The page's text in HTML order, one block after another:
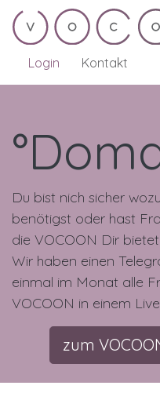
Login Kontakt
Du bist nich sicher
benötigst oder hast
die VOCOON Dir
Wir haben einen
einmal im Monat alle
VOCOON in einem
zum